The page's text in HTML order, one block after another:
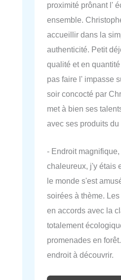
proximité prônant l'
ensemble.
accueillir dans la
authenticité. Petit
qualité et en
pas faire l' impasse
soir concocté par
met à bien ses
avec ses produits du
- Endroit
chaleureux, j'y étais
le monde s'est
soirées à thème.
en accords avec la
totalement
promenades en
endroit à découvrir.